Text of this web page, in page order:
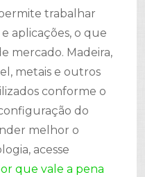
trabalhar
aplicações, o que
mercado. Madeira,
metais e outros
conforme o
do
melhor o
acesse
que vale a pena